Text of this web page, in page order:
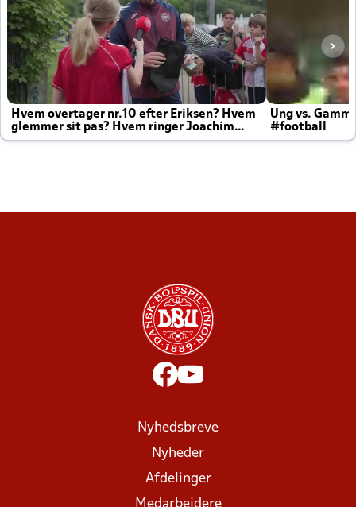
Hvem overtager nr.10 efter Eriksen? Hvem
glemmer sit pas? Hvem ringer Joachim
altid til efter kampe?
Ung vs.
#football
Nyhedsbreve
Nyheder
Afdelinger